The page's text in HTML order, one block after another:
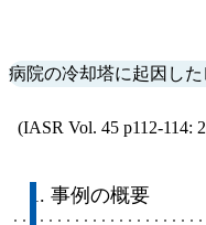
病院の冷却塔に起因し
(IASR Vol. 45 p112-114:
1. 事例の概要